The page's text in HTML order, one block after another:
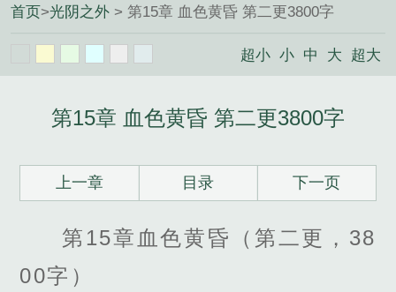
首页>光阴之外 > 第15章 血色黄昏 第二更3800字
超小 小 中 大 超大
第15章 血色黄昏 第二更3800字
上一章 目录 下一页
第15章血色黄昏（第二更，38
00字）